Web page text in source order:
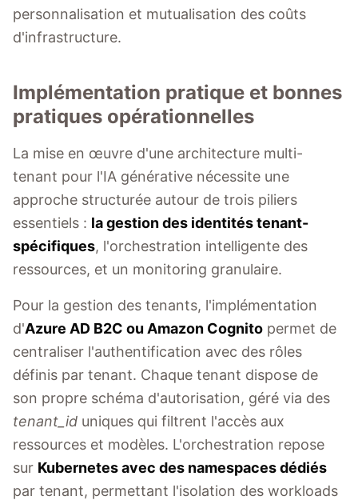
personnalisation et mutualisation des coûts
d'infrastructure.
Implémentation pratique et bonnes
pratiques opérationnelles
La mise en œuvre d'une architecture multi-
tenant pour l'IA générative nécessite une
approche structurée autour de trois piliers
essentiels : la gestion des identités tenant-
spécifiques, l'orchestration intelligente des
ressources, et un monitoring granulaire.
Pour la gestion des tenants, l'implémentation
d'Azure AD B2C ou Amazon Cognito permet de
centraliser l'authentification avec des rôles
définis par tenant. Chaque tenant dispose de
son propre schéma d'autorisation, géré via des
tenant_id uniques qui filtrent l'accès aux
ressources et modèles. L'orchestration repose
sur Kubernetes avec des namespaces dédiés
par tenant, permettant l'isolation des workloads